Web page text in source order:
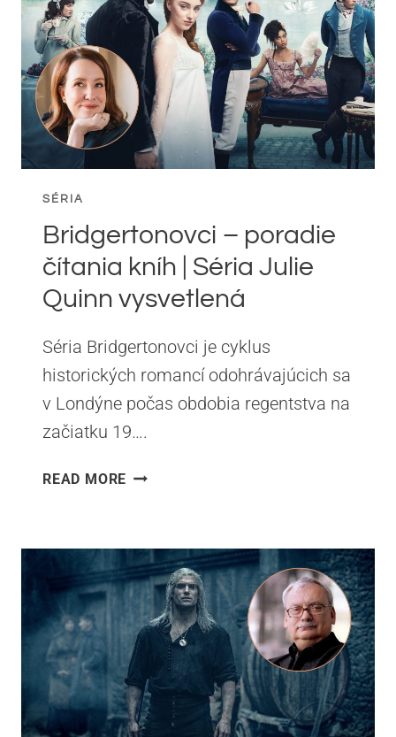
SÉRIA
Bridgertonovci – poradie
čítania kníh | Séria Julie
Quinn vysvetlená
Séria Bridgertonovci je cyklus
historických romancí odohrávajúcich sa
v Londýne počas obdobia regentstva na
začiatku 19….
READ MORE BRIDGERTONOVCI
KNÍH
|
SÉRIA
JULIE
QUINN
VYSVETLENÁ